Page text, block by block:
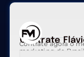
Contrate
Contrate agora o
marketing do Brasil